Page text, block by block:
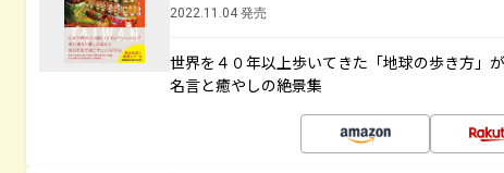
2022.11.04 発売
世界を４０年以上歩いてきた「地球の歩き方」
名言と癒やしの絶景集